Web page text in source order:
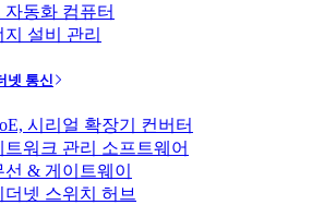
자동화 컴퓨터
설비 관리
넷 통신
시리얼 확장기 컨버터
트워크 관리 소프트웨어
& 게이트웨이
넷 스위치 허브